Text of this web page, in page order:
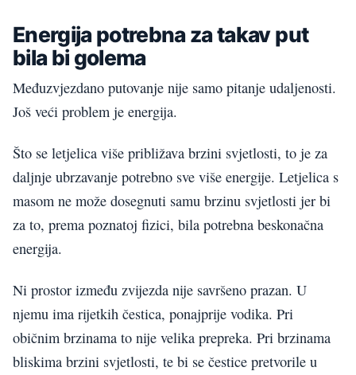
Energija potrebna za takav put
bila bi golema
Međuzvjezdano putovanje nije samo pitanje udaljenosti.
Još veći problem je energija.
Što se letjelica više približava brzini svjetlosti, to je za
daljnje ubrzavanje potrebno sve više energije. Letjelica s
masom ne može dosegnuti samu brzinu svjetlosti jer bi
za to, prema poznatoj fizici, bila potrebna beskonačna
energija.
Ni prostor između zvijezda nije savršeno prazan. U
njemu ima rijetkih čestica, ponajprije vodika. Pri
običnim brzinama to nije velika prepreka. Pri brzinama
bliskima brzini svjetlosti, te bi se čestice pretvorile u